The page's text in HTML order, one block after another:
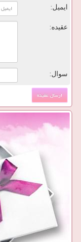
ایمیل:
عقیده:
سوال: